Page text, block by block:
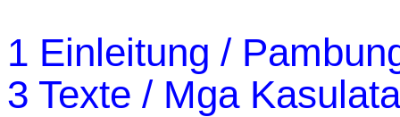
1 Einleitung /
3 Texte / Mga